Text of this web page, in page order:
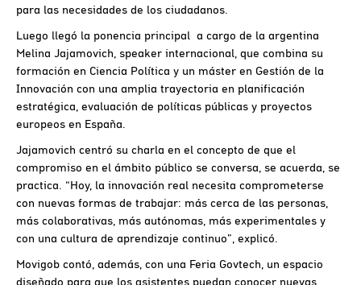
para las necesidades de los ciudadanos.
Luego llegó la ponencia principal a cargo de la argentina
Melina Jajamovich, speaker internacional, que combina su
formación en Ciencia Política y un máster en Gestión de la
Innovación con una amplia trayectoria en planificación
estratégica, evaluación de políticas públicas y proyectos
europeos en España.
Jajamovich centró su charla en el concepto de que el
compromiso en el ámbito público se conversa, se acuerda, se
practica. “Hoy, la innovación real necesita comprometerse
con nuevas formas de trabajar: más cerca de las personas,
más colaborativas, más autónomas, más experimentales y
con una cultura de aprendizaje continuo”, explicó.
Movigob contó, además, con una Feria Govtech, un espacio
diseñado para que los asistentes puedan conocer nuevas